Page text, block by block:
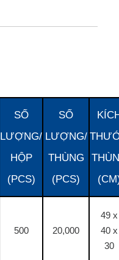
SỐ
LƯỢNG/
HỘP
(PCS)
SỐ
LƯỢNG/
THÙNG
(PCS)
500 20,000
49 x
40 x
30